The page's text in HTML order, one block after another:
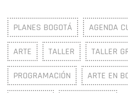
PLANES BOGOTÁ AGENDA
ARTE TALLER TALLER
PROGRAMACIÓN ARTE EN